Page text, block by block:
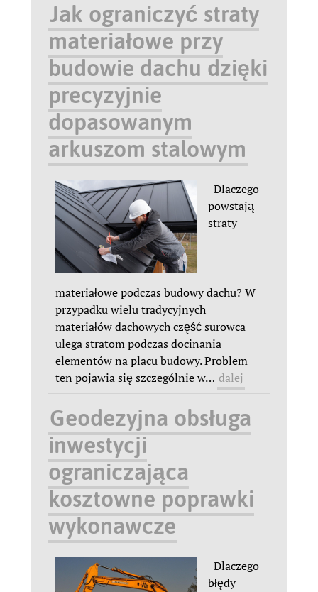
Jak ograniczyć straty
materiałowe przy
budowie dachu dzięki
precyzyjnie
dopasowanym
arkuszom stalowym
Dlaczego
powstają
straty
materiałowe podczas budowy dachu? W
przypadku wielu tradycyjnych
materiałów dachowych część surowca
ulega stratom podczas docinania
elementów na placu budowy. Problem
ten pojawia się szczególnie w… dalej
Geodezyjna obsługa
inwestycji
ograniczająca
kosztowne poprawki
wykonawcze
Dlaczego
błędy